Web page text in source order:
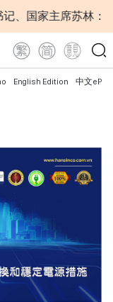
苏林：越南与马来
English Edition 中文